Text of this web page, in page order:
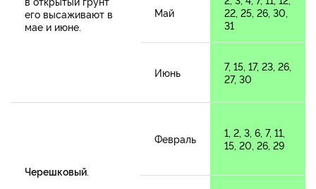
его высаживают в
мае и июне.
Май
22, 25, 26, 30,
31
Июнь
7, 15, 17, 23, 26,
27, 30
Черешковый.
Февраль
1, 2, 3, 6, 7, 11,
15, 20, 26, 29